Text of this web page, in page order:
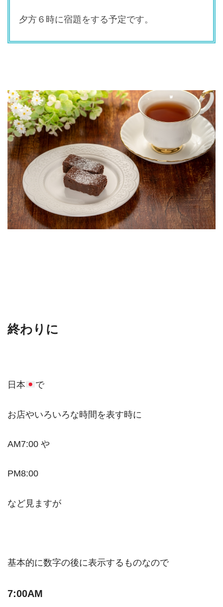
夕方６時に宿題をする予定です。
終わりに
日本 で
お店やいろいろな時間を表す時に
AM7:00 や
PM8:00
など見ますが
基本的に数字の後に表示するものなので
7:00AM